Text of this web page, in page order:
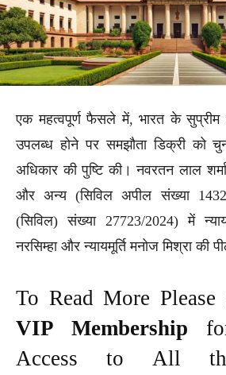
एक महत्वपूर्ण फैसले में, भारत के सुप्रीम
उपलब्ध होने पर समझौता डिक्री को
अधिकार की पुष्टि की। नवरतन लाल शर्मा
और अन्य (सिविल अपील संख्या
(सिविल) संख्या 27723/2024) में
नरसिम्हा और न्यायमूर्ति मनोज मिश्रा की
To Read More Please
VIP Membership
Access to All